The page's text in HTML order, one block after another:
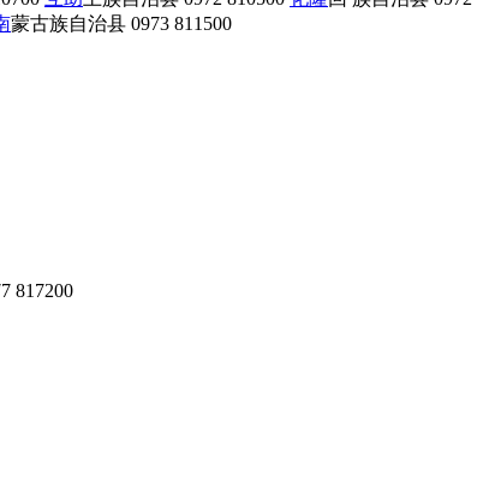
蒙古族自治县 0973 811500
817200